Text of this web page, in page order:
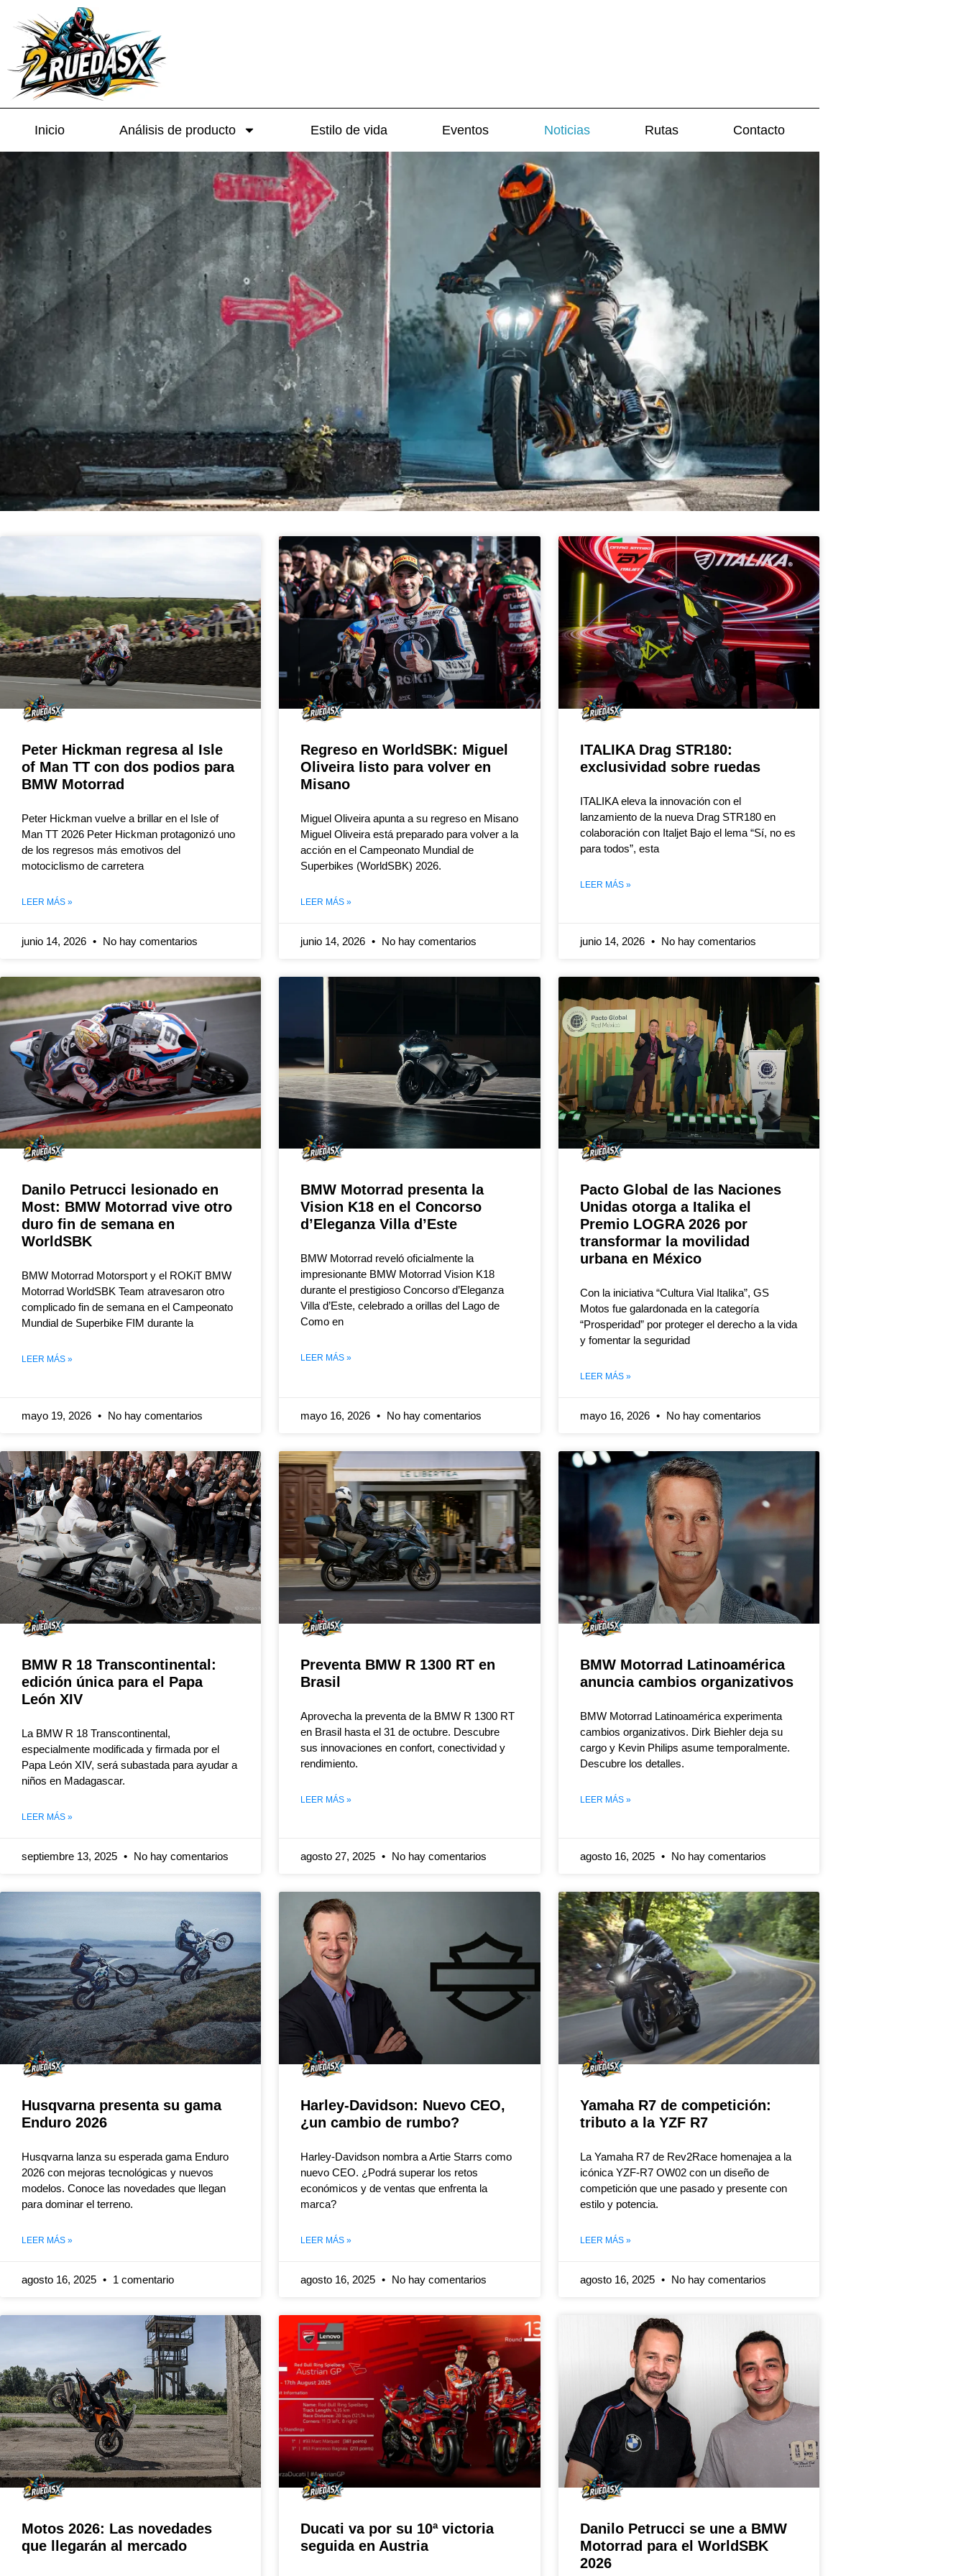
Inicio Análisis de producto Estilo de vida Eventos Noticias Rutas Contacto
Peter Hickman regresa al Isle
of Man TT con dos podios para
BMW Motorrad
Peter Hickman vuelve a brillar en el Isle of
Man TT 2026 Peter Hickman protagonizó uno
de los regresos más emotivos del
motociclismo de carretera
LEER MÁS »
junio 14, 2026 No hay comentarios
Regreso en WorldSBK: Miguel
Oliveira listo para volver en
Misano
Miguel Oliveira apunta a su regreso en Misano
Miguel Oliveira está preparado para volver a la
acción en el Campeonato Mundial de
Superbikes (WorldSBK) 2026.
LEER MÁS »
junio 14, 2026 No hay comentarios
ITALIKA Drag STR180:
exclusividad sobre ruedas
ITALIKA eleva la innovación con el
lanzamiento de la nueva Drag STR180 en
colaboración con Italjet Bajo el lema “Sí, no es
para todos”, esta
LEER MÁS »
junio 14, 2026 No hay comentarios
Danilo Petrucci lesionado en
Most: BMW Motorrad vive otro
duro fin de semana en
WorldSBK
BMW Motorrad Motorsport y el ROKiT BMW
Motorrad WorldSBK Team atravesaron otro
complicado fin de semana en el Campeonato
Mundial de Superbike FIM durante la
LEER MÁS »
mayo 19, 2026 No hay comentarios
BMW Motorrad presenta la
Vision K18 en el Concorso
d’Eleganza Villa d’Este
BMW Motorrad reveló oficialmente la
impresionante BMW Motorrad Vision K18
durante el prestigioso Concorso d’Eleganza
Villa d’Este, celebrado a orillas del Lago de
Como en
LEER MÁS »
mayo 16, 2026 No hay comentarios
Pacto Global de las Naciones
Unidas otorga a Italika el
Premio LOGRA 2026 por
transformar la movilidad
urbana en México
Con la iniciativa “Cultura Vial Italika”, GS
Motos fue galardonada en la categoría
“Prosperidad” por proteger el derecho a la vida
y fomentar la seguridad
LEER MÁS »
mayo 16, 2026 No hay comentarios
BMW R 18 Transcontinental:
edición única para el Papa
León XIV
La BMW R 18 Transcontinental,
especialmente modificada y firmada por el
Papa León XIV, será subastada para ayudar a
niños en Madagascar.
LEER MÁS »
septiembre 13, 2025 No hay comentarios
Preventa BMW R 1300 RT en
Brasil
Aprovecha la preventa de la BMW R 1300 RT
en Brasil hasta el 31 de octubre. Descubre
sus innovaciones en confort, conectividad y
rendimiento.
LEER MÁS »
agosto 27, 2025 No hay comentarios
BMW Motorrad Latinoamérica
anuncia cambios organizativos
BMW Motorrad Latinoamérica experimenta
cambios organizativos. Dirk Biehler deja su
cargo y Kevin Philips asume temporalmente.
Descubre los detalles.
LEER MÁS »
agosto 16, 2025 No hay comentarios
Husqvarna presenta su gama
Enduro 2026
Husqvarna lanza su esperada gama Enduro
2026 con mejoras tecnológicas y nuevos
modelos. Conoce las novedades que llegan
para dominar el terreno.
LEER MÁS »
agosto 16, 2025 1 comentario
Harley-Davidson: Nuevo CEO,
¿un cambio de rumbo?
Harley-Davidson nombra a Artie Starrs como
nuevo CEO. ¿Podrá superar los retos
económicos y de ventas que enfrenta la
marca?
LEER MÁS »
agosto 16, 2025 No hay comentarios
Yamaha R7 de competición:
tributo a la YZF R7
La Yamaha R7 de Rev2Race homenajea a la
icónica YZF-R7 OW02 con un diseño de
competición que une pasado y presente con
estilo y potencia.
LEER MÁS »
agosto 16, 2025 No hay comentarios
Motos 2026: Las novedades
que llegarán al mercado
Ducati va por su 10ª victoria
seguida en Austria
Danilo Petrucci se une a BMW
Motorrad para el WorldSBK
2026